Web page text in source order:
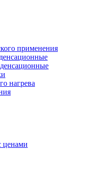
применения
нагрева
ценами